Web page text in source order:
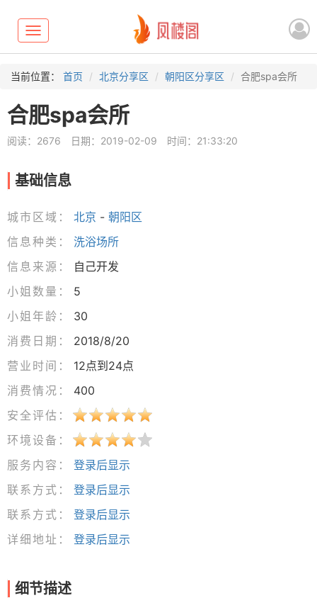
Toggle
navigation
当前位置： 首页 北京分享区 朝阳区分享区 合肥spa会所
合肥spa会所
阅读：2676 日期：2019-02-09 时间：21:33:20
基础信息
城市区域： 北京 - 朝阳区
信息种类：
洗浴场所
信息来源：
自己开发
小姐数量：
5
小姐年龄：
30
消费日期：
2018/8/20
营业时间：
12点到24点
消费情况：
400
安全评估：
环境设备：
服务内容：
登录后显示
联系方式：
登录后显示
联系方式：
登录后显示
详细地址：
登录后显示
细节描述